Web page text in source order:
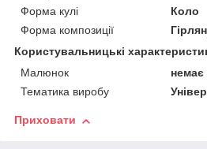
Форма кулі
Коло
Форма композиції
Користувальницькі
Малюнок
Тематика виробу
Приховати